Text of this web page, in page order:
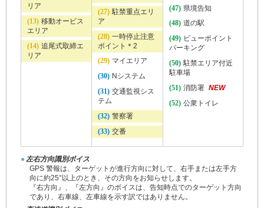
リア
(13) 移動オービス
エリア
(14) 追尾式取締エ
リア
(27) 駐禁重点エリ
ア
(28) 一時停止注意
ポイント＊2
(29) マイエリア
(30) Nシステム
(31) 交通監視シス
テム
(32) 警察署
(33) 交番
(47) 県境告知
(48) 道の駅
(49) ビューポイント
パーキング
(50) 駐禁エリア付近
駐車場
(51) 消防署 NEW
(52) 公衆トイレ
● 左右方向識別ボイス
GPS 警報は、ターゲットが進行方向に対して、右手または左手方
向に約25°以上のとき、その方向をお知らせします。
『右方向』、『左方向』のボイスは、告知時点でのターゲット方向
であり、右車線、左車線を示す訳ではありません。